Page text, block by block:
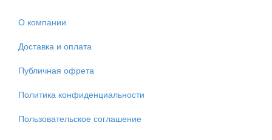
О компании
Доставка и оплата
Публичная офрета
Политика конфиденциальности
Пользовательское соглашение